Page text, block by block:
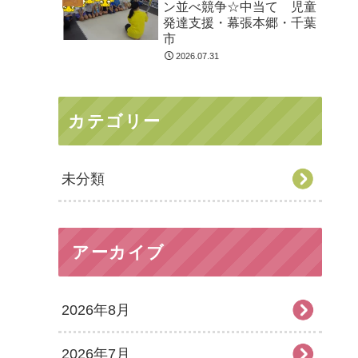
ン並べ競争☆中当て 児童
発達支援・幕張本郷・千葉
市
2026.07.31
カテゴリー
未分類
アーカイブ
2026年8月
2026年7月